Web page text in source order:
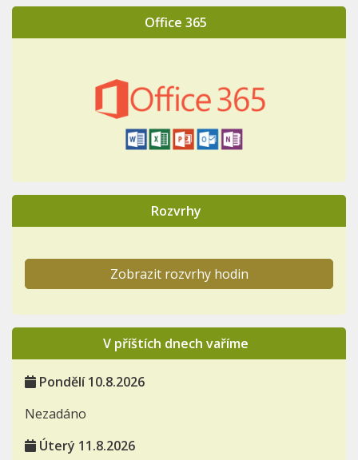
Office 365
Rozvrhy
Zobrazit rozvrhy hodin
V příštích dnech vaříme
Pondělí 10.8.2026
Nezadáno
Úterý 11.8.2026